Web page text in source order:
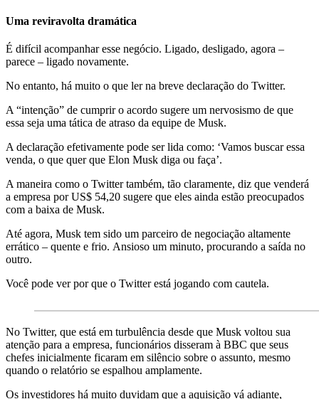
Uma reviravolta dramática
É difícil acompanhar esse negócio. Ligado, desligado, agora –
parece – ligado novamente.
No entanto, há muito o que ler na breve declaração do Twitter.
A “intenção” de cumprir o acordo sugere um nervosismo de que
essa seja uma tática de atraso da equipe de Musk.
A declaração efetivamente pode ser lida como: ‘Vamos buscar essa
venda, o que quer que Elon Musk diga ou faça’.
A maneira como o Twitter também, tão claramente, diz que venderá
a empresa por US$ 54,20 sugere que eles ainda estão preocupados
com a baixa de Musk.
Até agora, Musk tem sido um parceiro de negociação altamente
errático – quente e frio. Ansioso um minuto, procurando a saída no
outro.
Você pode ver por que o Twitter está jogando com cautela.
No Twitter, que está em turbulência desde que Musk voltou sua
atenção para a empresa, funcionários disseram à BBC que seus
chefes inicialmente ficaram em silêncio sobre o assunto, mesmo
quando o relatório se espalhou amplamente.
Os investidores há muito duvidam que a aquisição vá adiante,